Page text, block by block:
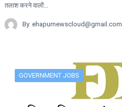
तलाश करने वालों…
By ehapurnewscloud@gmail.com
GOVERNMENT JOBS